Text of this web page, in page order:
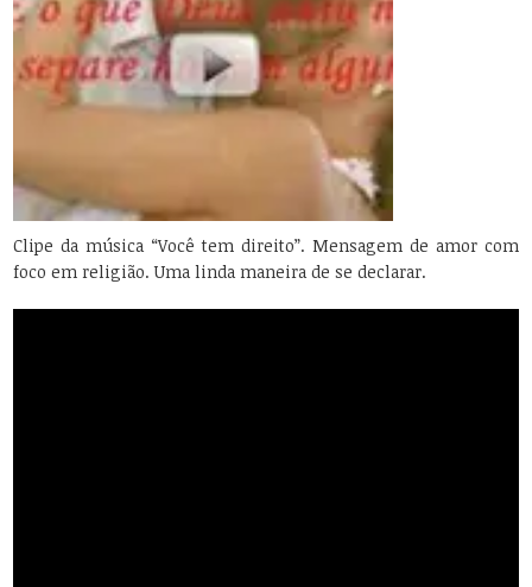
Clipe da música “Você tem direito”. Mensagem de amor com
foco em religião. Uma linda maneira de se declarar.